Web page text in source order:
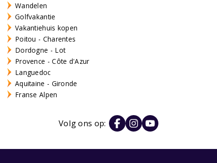
Wandelen
Golfvakantie
Vakantiehuis kopen
Poitou - Charentes
Dordogne - Lot
Provence - Côte d'Azur
Languedoc
Aquitaine - Gironde
Franse Alpen
Volg ons op: